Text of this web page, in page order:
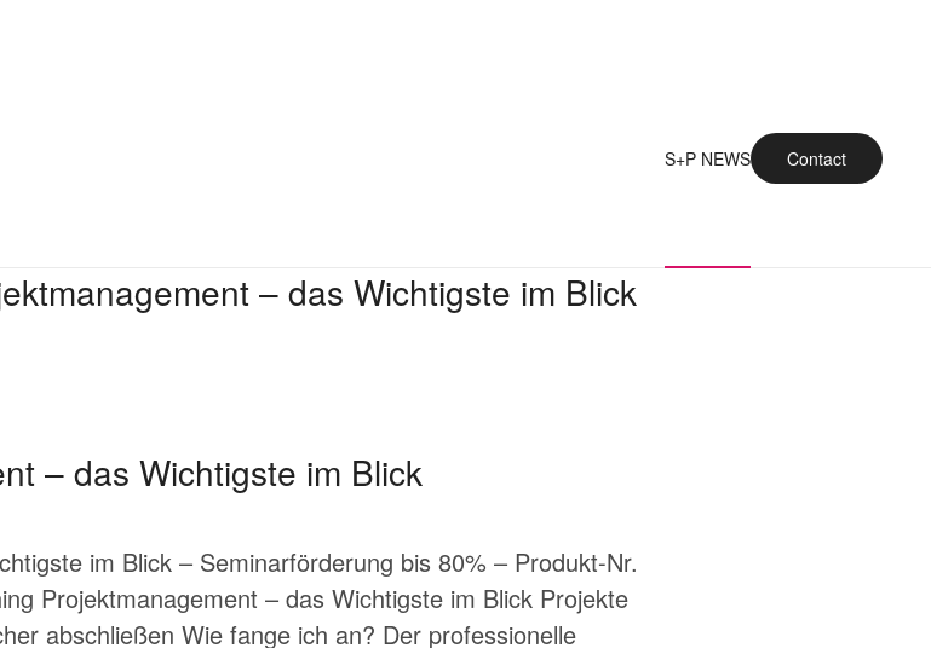
S+P NEWS Contact
– das Wichtigste im Blick
– das Wichtigste im Blick
im Blick – Seminarförderung bis 80% – Produkt-Nr.
Projektmanagement – das Wichtigste im Blick Projekte
abschließen Wie fange ich an? Der professionelle